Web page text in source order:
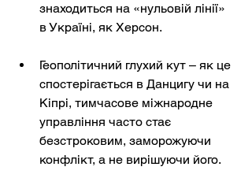
знаходиться на «нульовій лінії»
в Україні, як Херсон.
Геополітичний глухий кут – як це
спостерігається в Данцигу чи на
Кіпрі, тимчасове міжнародне
управління часто стає
безстроковим, заморожуючи
конфлікт, а не вирішуючи його.